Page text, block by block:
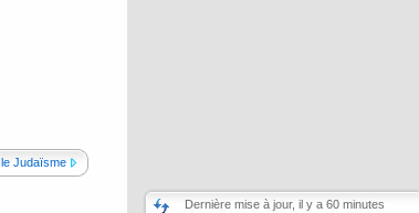
Judaïsme
Dernière mise à jour, il y a 60 minutes